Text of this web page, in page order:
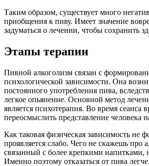
Таким образом, существует много
приобщения к пиву. Имеет значение
задуматься о лечении, чтобы сохранить
Этапы терапии
Пивной алкоголизм связан с
психологической зависимости. Она
постоянного употребления пива,
легкое опьянение. Основной метод
является психотерапия. Во время сеанса
переосмыслить представление человека
Как таковая физическая зависимость не
проявляется слабо. Чего не скажешь про
связанный с более крепкими напитками,
Именно поэтому отказаться от пива легче.